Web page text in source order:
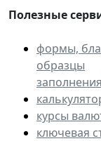
Полезные
формы,
образцы
заполнения
курсы
ключевая